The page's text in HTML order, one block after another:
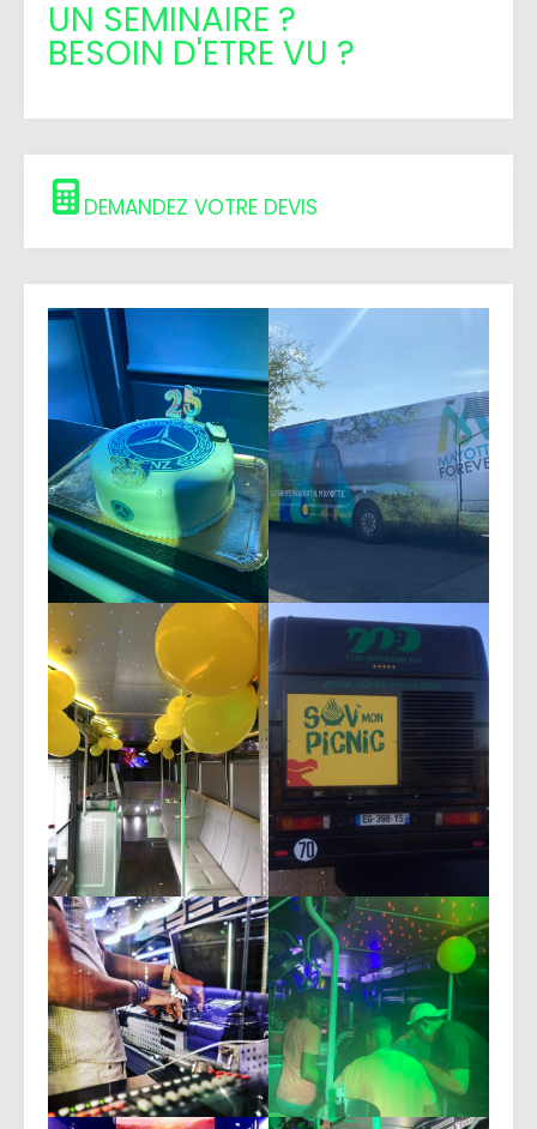
UN SEMINAIRE ?
BESOIN D'ETRE VU ?
DEMANDEZ VOTRE DEVIS